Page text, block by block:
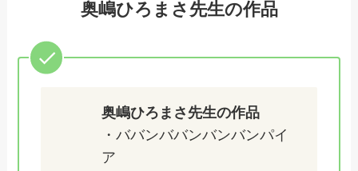
奥嶋ひろまさ先生の作品
奥嶋ひろまさ先生の作品
・ババンババンバンバンパイ
ア